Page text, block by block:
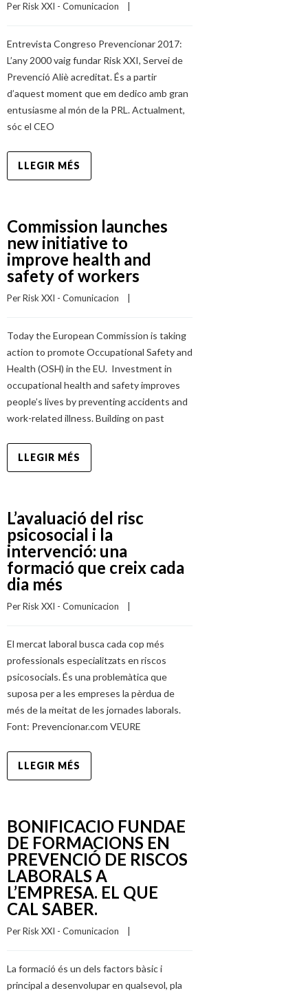
Per Risk XXI - Comunicacion
Entrevista Congreso Prevencionar 2017:
L’any 2000 vaig fundar Risk XXI, Servei de
Prevenció Aliè acreditat. És a partir
d’aquest moment que em dedico amb gran
entusiasme al món de la PRL. Actualment,
sóc el CEO
LLEGIR MÉS
Commission launches
new initiative to
improve health and
safety of workers
Per Risk XXI - Comunicacion
Today the European Commission is taking
action to promote Occupational Safety and
Health (OSH) in the EU. Investment in
occupational health and safety improves
people’s lives by preventing accidents and
work-related illness. Building on past
LLEGIR MÉS
L’avaluació del risc
psicosocial i la
intervenció: una
formació que creix cada
dia més
Per Risk XXI - Comunicacion
El mercat laboral busca cada cop més
professionals especialitzats en riscos
psicosocials. És una problemàtica que
suposa per a les empreses la pèrdua de
més de la meitat de les jornades laborals.
Font: Prevencionar.com VEURE
LLEGIR MÉS
BONIFICACIO FUNDAE
DE FORMACIONS EN
PREVENCIÓ DE RISCOS
LABORALS A
L’EMPRESA. EL QUE
CAL SABER.
Per Risk XXI - Comunicacion
La formació és un dels factors bàsic i
principal a desenvolupar en qualsevol, pla